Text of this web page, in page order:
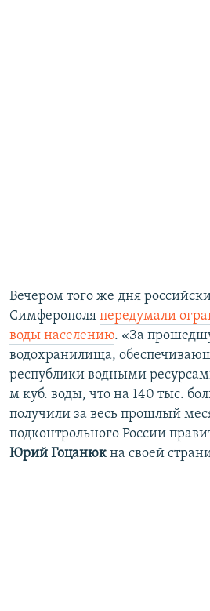
Вечером того же дня
Симферополя передумали
воды населению. «За
водохранилища,
республики водными
м куб. воды, что на 140 тыс.
получили за весь прошлый
подконтрольного России
Юрий Гоцанюкна своей